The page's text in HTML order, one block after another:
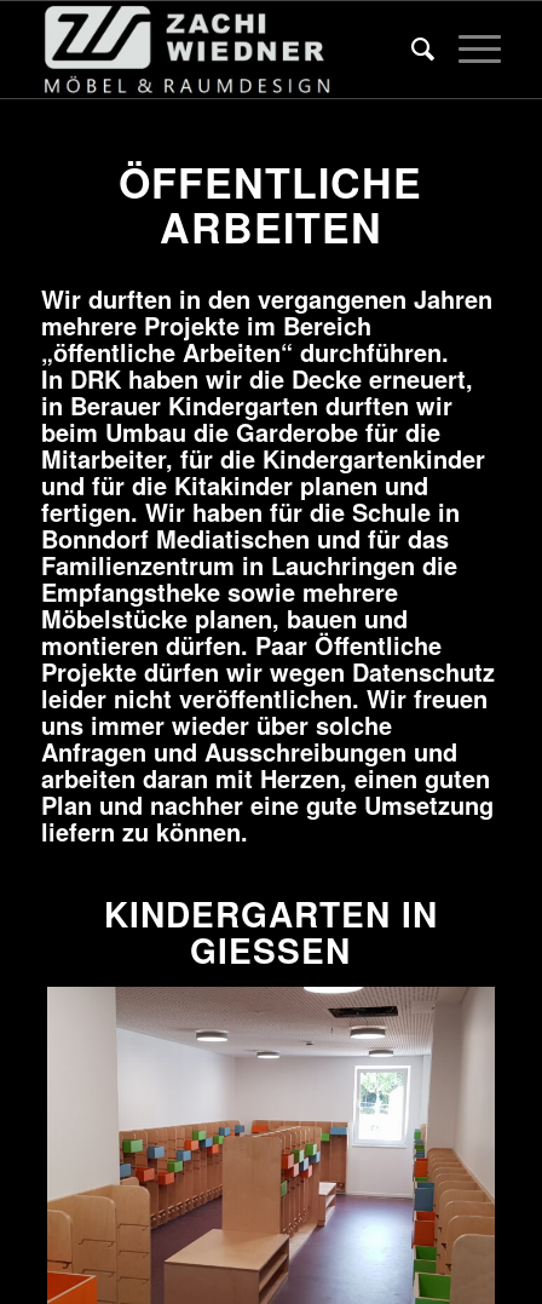
ÖFFENTLICHE
ARBEITEN
Wir durften in den vergangenen Jahren
mehrere Projekte im Bereich
„öffentliche Arbeiten“ durchführen.
In DRK haben wir die Decke erneuert,
in Berauer Kindergarten durften wir
beim Umbau die Garderobe für die
Mitarbeiter, für die Kindergartenkinder
und für die Kitakinder planen und
fertigen. Wir haben für die Schule in
Bonndorf Mediatischen und für das
Familienzentrum in Lauchringen die
Empfangstheke sowie mehrere
Möbelstücke planen, bauen und
montieren dürfen. Paar Öffentliche
Projekte dürfen wir wegen Datenschutz
leider nicht veröffentlichen. Wir freuen
uns immer wieder über solche
Anfragen und Ausschreibungen und
arbeiten daran mit Herzen, einen guten
Plan und nachher eine gute Umsetzung
liefern zu können.
KINDERGARTEN IN
GIESSEN